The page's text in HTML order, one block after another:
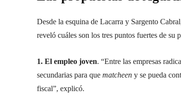
Desde la esquina de Lacarra y Sargento
reveló cuáles son los tres puntos fuertes de su
1. El empleo joven. “Entre las empresas
secundarias para que matcheen y se pueda
fiscal”, explicó.